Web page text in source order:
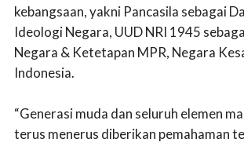
kebangsaan, yakni Pancasila sebagai
Ideologi Negara, UUD NRI 1945
Negara & Ketetapan MPR, Negara
Indonesia.
“Generasi muda dan seluruh elemen
terus menerus diberikan pemahaman